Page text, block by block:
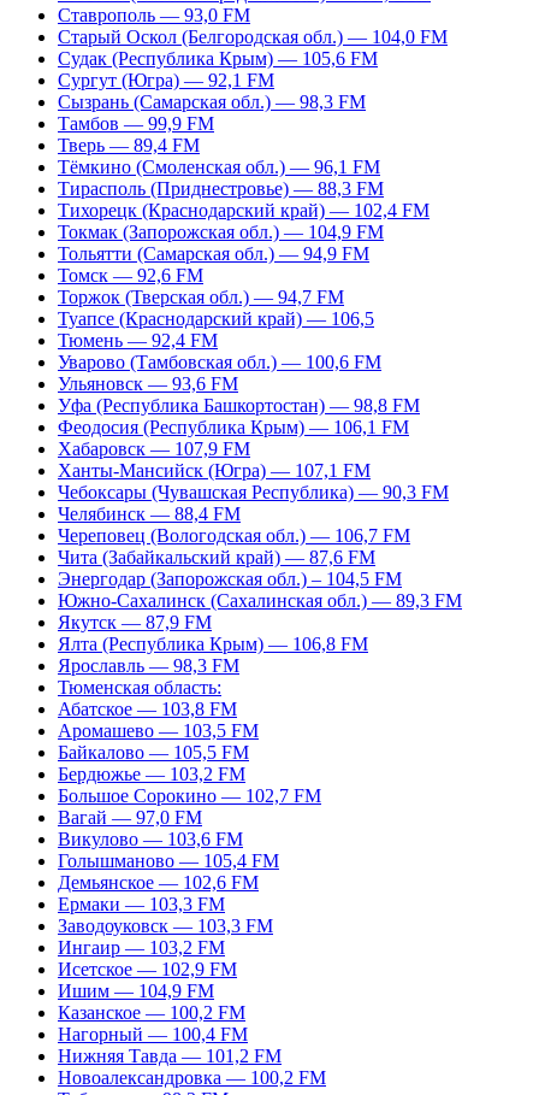
Ставрополь — 93,0 FM
Старый Оскол (Белгородская обл.) — 104,0 FM
Судак (Республика Крым) — 105,6 FM
Сургут (Югра) — 92,1 FM
Сызрань (Самарская обл.) — 98,3 FM
Тамбов — 99,9 FM
Тверь — 89,4 FM
Тёмкино (Смоленская обл.) — 96,1 FM
Тирасполь (Приднестровье) — 88,3 FM
Тихорецк (Краснодарский край) — 102,4 FM
Токмак (Запорожская обл.) — 104,9 FM
Тольятти (Самарская обл.) — 94,9 FM
Томск — 92,6 FM
Торжок (Тверская обл.) — 94,7 FM
Туапсе (Краснодарский край) — 106,5
Тюмень — 92,4 FM
Уварово (Тамбовская обл.) — 100,6 FM
Ульяновск — 93,6 FM
Уфа (Республика Башкортостан) — 98,8 FM
Феодосия (Республика Крым) — 106,1 FM
Хабаровск — 107,9 FM
Ханты-Мансийск (Югра) — 107,1 FM
Чебоксары (Чувашская Республика) — 90,3 FM
Челябинск — 88,4 FM
Череповец (Вологодская обл.) — 106,7 FM
Чита (Забайкальский край) — 87,6 FM
Энергодар (Запорожская обл.) – 104,5 FM
Южно-Сахалинск (Сахалинская обл.) — 89,3 FM
Якутск — 87,9 FM
Ялта (Республика Крым) — 106,8 FM
Ярославль — 98,3 FM
Тюменская область:
Абатское — 103,8 FM
Аромашево — 103,5 FM
Байкалово — 105,5 FM
Бердюжье — 103,2 FM
Большое Сорокино — 102,7 FM
Вагай — 97,0 FM
Викулово — 103,6 FM
Голышманово — 105,4 FM
Демьянское — 102,6 FM
Ермаки — 103,3 FM
Заводоуковск — 103,3 FM
Ингаир — 103,2 FM
Исетское — 102,9 FM
Ишим — 104,9 FM
Казанское — 100,2 FM
Нагорный — 100,4 FM
Нижняя Тавда — 101,2 FM
Новоалександровка — 100,2 FM